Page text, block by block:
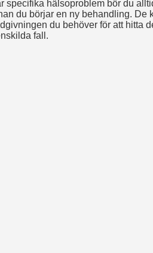
specifika hälsoproblem bör du
du börjar en ny behandling. De
du behöver för att hitta
fall.